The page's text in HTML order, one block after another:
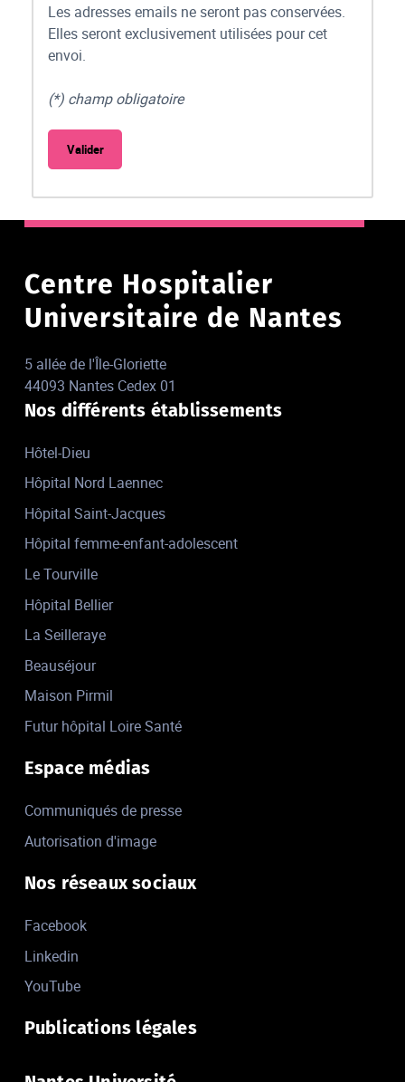
Les adresses emails ne seront pas conservées.
Elles seront exclusivement utilisées pour cet
envoi.
(*) champ obligatoire
Centre Hospitalier
Universitaire de Nantes
5 allée de l'Île-Gloriette
44093 Nantes Cedex 01
Nos différents établissements
Hôtel-Dieu
Hôpital Nord Laennec
Hôpital Saint-Jacques
Hôpital femme-enfant-adolescent
Le Tourville
Hôpital Bellier
La Seilleraye
Beauséjour
Maison Pirmil
Futur hôpital Loire Santé
Espace médias
Communiqués de presse
Autorisation d'image
Nos réseaux sociaux
Facebook
Linkedin
YouTube
Publications légales